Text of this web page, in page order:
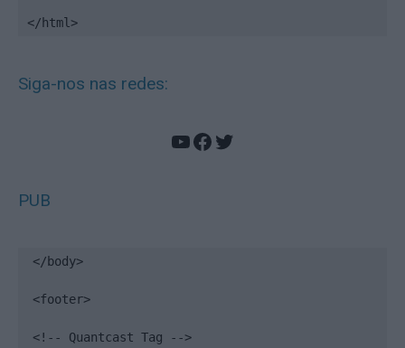
</html>
Siga-nos nas redes:
YouTube
Facebook
Twitter
PUB
</body>
<footer>
<!-- Quantcast Tag -->